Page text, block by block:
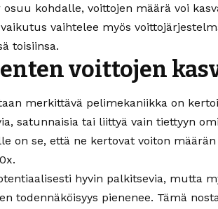
kohdalle, voittojen määrä voi
vaihtelee myös
toisiinsa.
voittojen
merkittävä pelimekaniikka on
satunnaisia tai liittyä vain tiettyyn
on se, että ne kertovat voiton
hyvin palkitsevia, mutta
todennäköisyys pienenee. Tämä